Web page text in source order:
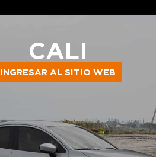
CALI
INGRESAR AL SITIO WEB